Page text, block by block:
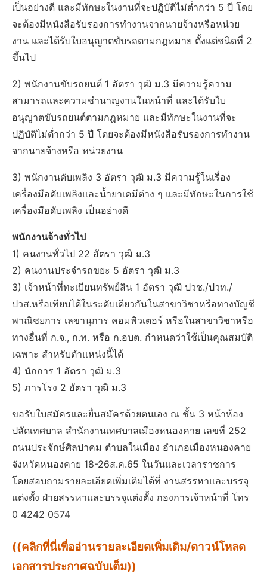
เป็นอย่างดี และมีทักษะในงานที่จะปฏิบัติไม่ต่ำกว่า 5 ปี โดย
จะต้องมีหนังสือรับรองการทำงานจากนายจ้างหรือหน่วย
งาน และได้รับใบอนุญาตขับรถตามกฎหมาย ตั้งแต่ชนิดที่ 2
ขึ้นไป
2) พนักงานขับรถยนต์ 1 อัตรา วุฒิ ม.3 มีความรู้ความ
สามารถและความชำนาญงานในหน้าที่ และได้รับใบ
อนุญาตขับรถยนต์ตามกฎหมาย และมีทักษะในงานที่จะ
ปฏิบัติไม่ต่ำกว่า 5 ปี โดยจะต้องมีหนังสือรับรองการทำงาน
จากนายจ้างหรือ หน่วยงาน
3) พนักงานดับเพลิง 3 อัตรา วุฒิ ม.3 มีความรู้ในเรื่อง
เครื่องมือดับเพลิงและน้ำยาเคมีต่าง ๆ และมีทักษะในการใช้
เครื่องมือดับเพลิง เป็นอย่างดี
พนักงานจ้างทั่วไป
1) คนงานทั่วไป 22 อัตรา วุฒิ ม.3
2) คนงานประจำรถขยะ 5 อัตรา วุฒิ ม.3
3) เจ้าหน้าที่ทะเบียนทรัพย์สิน 1 อัตรา วุฒิ ปวช./ปวท./
ปวส.หรือเทียบได้ในระดับเดียวกันในสาขาวิชาหรือทางบัญชี
พาณิชยการ เลขานุการ คอมพิวเตอร์ หรือในสาขาวิชาหรือ
ทางอื่นที่ ก.จ., ก.ท. หรือ ก.อบต. กำหนดว่าใช้เป็นคุณสมบัติ
เฉพาะ สำหรับตำแหน่งนี้ได้
4) นักการ 1 อัตรา วุฒิ ม.3
5) ภารโรง 2 อัตรา วุฒิ ม.3
ขอรับใบสมัครและยื่นสมัครด้วยตนเอง ณ ชั้น 3 หน้าห้อง
ปลัดเทศบาล สำนักงานเทศบาลเมืองหนองคาย เลขที่ 252
ถนนประจักษ์ศิลปาคม ตำบลในเมือง อำเภอเมืองหนองคาย
จังหวัดหนองคาย 18-26ส.ค.65 ในวันและเวลาราชการ
โดยสอบถามรายละเอียดเพิ่มเติมได้ที่ งานสรรหาและบรรจุ
แต่งตั้ง ฝ่ายสรรหาและบรรจุแต่งตั้ง กองการเจ้าหน้าที่ โทร
0 4242 0574
((คลิกที่นี่เพื่ออ่านรายละเอียดเพิ่มเติม/ดาวน์โหลด
เอกสารประกาศฉบับเต็ม))